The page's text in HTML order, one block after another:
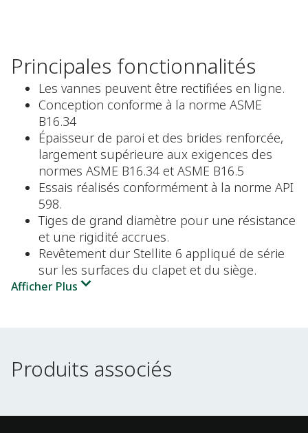
Principales fonctionnalités
Les vannes peuvent être rectifiées en ligne.
Conception conforme à la norme ASME
B16.34
Épaisseur de paroi et des brides renforcée,
largement supérieure aux exigences des
normes ASME B16.34 et ASME B16.5
Essais réalisés conformément à la norme API
598.
Tiges de grand diamètre pour une résistance
et une rigidité accrues.
Revêtement dur Stellite 6 appliqué de série
sur les surfaces du clapet et du siège.
Afficher Plus
Produits associés
Produits associés